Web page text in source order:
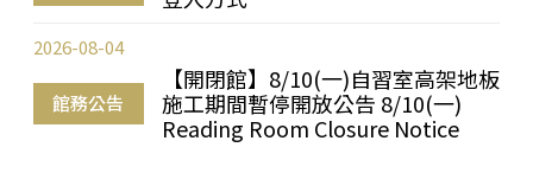
館務公告
【開閉館】8/10(一)自習室高架地板
施工期間暫停開放公告 8/10(一)
Reading Room Closure Notice
2026-08-04